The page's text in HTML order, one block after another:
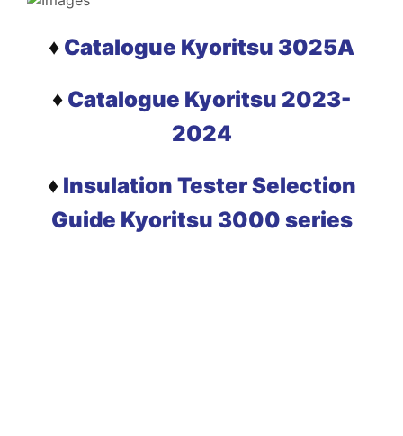
♦ Catalogue Kyoritsu 3025A
♦ Catalogue Kyoritsu 2023-
2024
♦ Insulation Tester Selection
Guide Kyoritsu 3000 series